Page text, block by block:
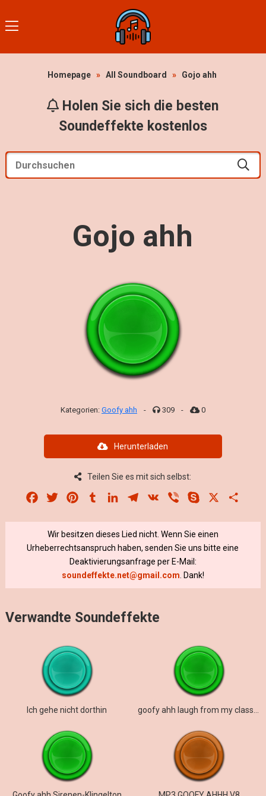
Homepage » All Soundboard » Gojo ahh
Holen Sie sich die besten
Soundeffekte kostenlos
Gojo ahh
Kategorien: Goofy ahh - 309 - 0
Herunterladen
Teilen Sie es mit sich selbst:
Facebook
Twitter PinterestTumblrLinkedInTelegram
VK Viber Skype
Wir besitzen dieses Lied nicht. Wenn Sie einen
Urheberrechtsanspruch haben, senden Sie uns bitte eine
Deaktivierungsanfrage per E-Mail:
soundeffekte.net@gmail.com . Dank!
Verwandte Soundeffekte
Ich gehe nicht dorthin